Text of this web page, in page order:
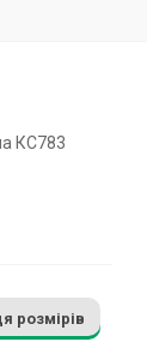
КС783
розмірів